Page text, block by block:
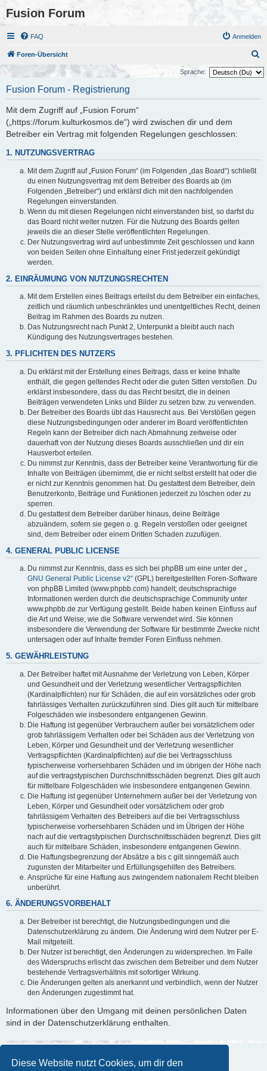
Diese Website nutzt Cookies, um dir den
Fusion Forum
FAQ Anmelden
Foren-Übersicht
u
Sprache:
Fusion Forum - Registrierung
Mit dem Zugriff auf „Fusion Forum“
(„https://forum.kulturkosmos.de“) wird zwischen dir und dem
Betreiber ein Vertrag mit folgenden Regelungen geschlossen:
1. NUTZUNGSVERTRAG
Mit dem Zugriff auf „Fusion Forum“ (im Folgenden „das Board“) schließt
du einen Nutzungsvertrag mit dem Betreiber des Boards ab (im
Folgenden „Betreiber“) und erklärst dich mit den nachfolgenden
Regelungen einverstanden.
Wenn du mit diesen Regelungen nicht einverstanden bist, so darfst du
das Board nicht weiter nutzen. Für die Nutzung des Boards gelten
jeweils die an dieser Stelle veröffentlichten Regelungen.
Der Nutzungsvertrag wird auf unbestimmte Zeit geschlossen und kann
von beiden Seiten ohne Einhaltung einer Frist jederzeit gekündigt
werden.
2. EINRÄUMUNG VON NUTZUNGSRECHTEN
Mit dem Erstellen eines Beitrags erteilst du dem Betreiber ein einfaches,
zeitlich und räumlich unbeschränktes und unentgeltliches Recht, deinen
Beitrag im Rahmen des Boards zu nutzen.
Das Nutzungsrecht nach Punkt 2, Unterpunkt a bleibt auch nach
Kündigung des Nutzungsvertrages bestehen.
3. PFLICHTEN DES NUTZERS
Du erklärst mit der Erstellung eines Beitrags, dass er keine Inhalte
enthält, die gegen geltendes Recht oder die guten Sitten verstoßen. Du
erklärst insbesondere, dass du das Recht besitzt, die in deinen
Beiträgen verwendeten Links und Bilder zu setzen bzw. zu verwenden.
Der Betreiber des Boards übt das Hausrecht aus. Bei Verstößen gegen
diese Nutzungsbedingungen oder anderer im Board veröffentlichten
Regeln kann der Betreiber dich nach Abmahnung zeitweise oder
dauerhaft von der Nutzung dieses Boards ausschließen und dir ein
Hausverbot erteilen.
Du nimmst zur Kenntnis, dass der Betreiber keine Verantwortung für die
Inhalte von Beiträgen übernimmt, die er nicht selbst erstellt hat oder die
er nicht zur Kenntnis genommen hat. Du gestattest dem Betreiber, dein
Benutzerkonto, Beiträge und Funktionen jederzeit zu löschen oder zu
sperren.
Du gestattest dem Betreiber darüber hinaus, deine Beiträge
abzuändern, sofern sie gegen o. g. Regeln verstoßen oder geeignet
sind, dem Betreiber oder einem Dritten Schaden zuzufügen.
4. GENERAL PUBLIC LICENSE
Du nimmst zur Kenntnis, dass es sich bei phpBB um eine unter der „
GNU General Public License v2“ (GPL) bereitgestellten Foren-Software
von phpBB Limited (www.phpbb.com) handelt; deutschsprachige
Informationen werden durch die deutschsprachige Community unter
www.phpbb.de zur Verfügung gestellt. Beide haben keinen Einfluss auf
die Art und Weise, wie die Software verwendet wird. Sie können
insbesondere die Verwendung der Software für bestimmte Zwecke nicht
untersagen oder auf Inhalte fremder Foren Einfluss nehmen.
5. GEWÄHRLEISTUNG
Der Betreiber haftet mit Ausnahme der Verletzung von Leben, Körper
und Gesundheit und der Verletzung wesentlicher Vertragspflichten
(Kardinalpflichten) nur für Schäden, die auf ein vorsätzliches oder grob
fahrlässiges Verhalten zurückzuführen sind. Dies gilt auch für mittelbare
Folgeschäden wie insbesondere entgangenen Gewinn.
Die Haftung ist gegenüber Verbrauchern außer bei vorsätzlichem oder
grob fahrlässigem Verhalten oder bei Schäden aus der Verletzung von
Leben, Körper und Gesundheit und der Verletzung wesentlicher
Vertragspflichten (Kardinalpflichten) auf die bei Vertragsschluss
typischerweise vorhersehbaren Schäden und im übrigen der Höhe nach
auf die vertragstypischen Durchschnittsschäden begrenzt. Dies gilt auch
für mittelbare Folgeschäden wie insbesondere entgangenen Gewinn.
Die Haftung ist gegenüber Unternehmern außer bei der Verletzung von
Leben, Körper und Gesundheit oder vorsätzlichem oder grob
fahrlässigem Verhalten des Betreibers auf die bei Vertragsschluss
typischerweise vorhersehbaren Schäden und im Übrigen der Höhe
nach auf die vertragstypischen Durchschnittsschäden begrenzt. Dies gilt
auch für mittelbare Schäden, insbesondere entgangenen Gewinn.
Die Haftungsbegrenzung der Absätze a bis c gilt sinngemäß auch
zugunsten der Mitarbeiter und Erfüllungsgehilfen des Betreibers.
Ansprüche für eine Haftung aus zwingendem nationalem Recht bleiben
unberührt.
6. ÄNDERUNGSVORBEHALT
Der Betreiber ist berechtigt, die Nutzungsbedingungen und die
Datenschutzerklärung zu ändern. Die Änderung wird dem Nutzer per E-
Mail mitgeteilt.
Der Nutzer ist berechtigt, den Änderungen zu widersprechen. Im Falle
des Widerspruchs erlischt das zwischen dem Betreiber und dem Nutzer
bestehende Vertragsverhältnis mit sofortiger Wirkung.
Die Änderungen gelten als anerkannt und verbindlich, wenn der Nutzer
den Änderungen zugestimmt hat.
Informationen über den Umgang mit deinen persönlichen Daten
sind in der Datenschutzerklärung enthalten.